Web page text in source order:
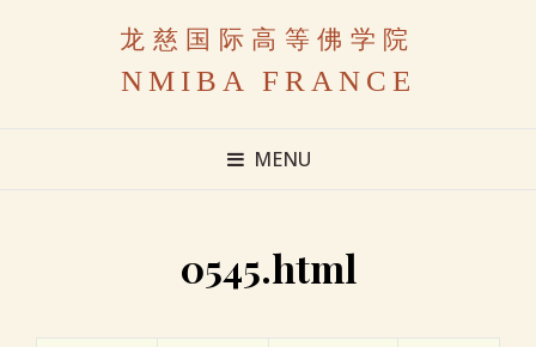
龙慈国际高等佛学院
NMIBA FRANCE
MENU
0545.html